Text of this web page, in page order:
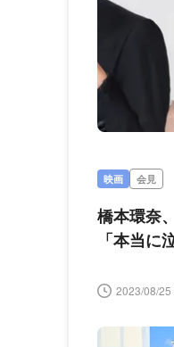
映画 会見
橋本環奈
「本当に
2023/08/25